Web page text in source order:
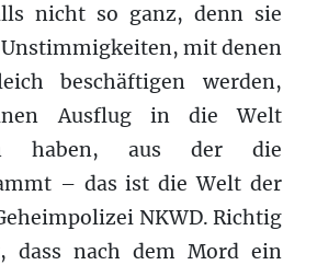
nicht so ganz, denn sie
mit denen
beschäftigen werden,
Ausflug in die Welt
haben, aus der die
– das ist die Welt der
NKWD. Richtig
dass nach dem Mord ein